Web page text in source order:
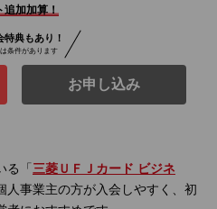
追加加算！
特典もあり！
条件があります
お申し込み
る「 三菱ＵＦＪカード ビジネ
人事業主の方が入会しやすく、初